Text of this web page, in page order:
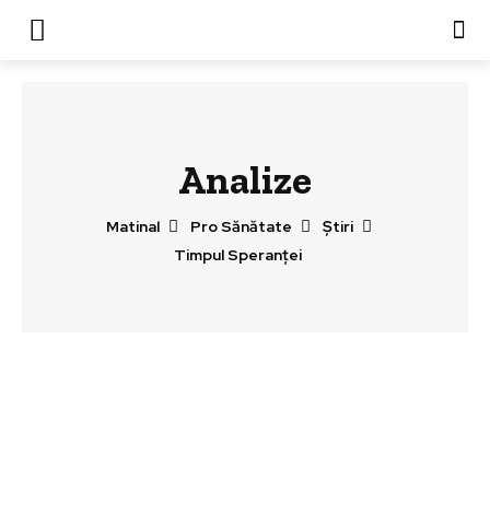
Analize
Matinal Pro Sănătate
Știri
Timpul Speranței